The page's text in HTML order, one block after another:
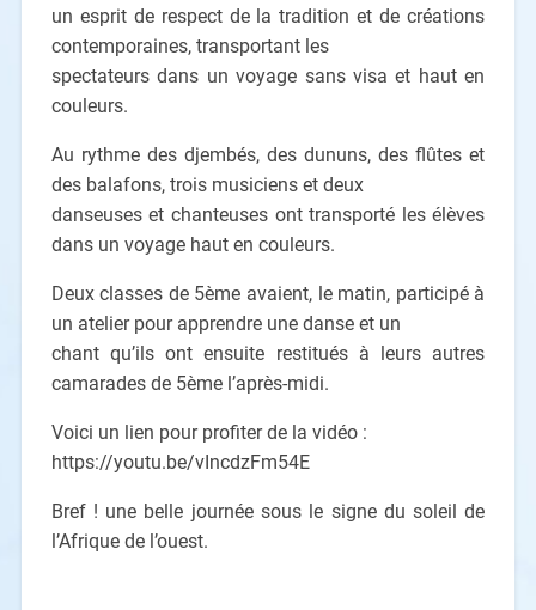
un esprit de respect de la tradition et de créations
contemporaines, transportant les
spectateurs dans un voyage sans visa et haut en
couleurs.
Au rythme des djembés, des dununs, des flûtes et
des balafons, trois musiciens et deux
danseuses et chanteuses ont transporté les élèves
dans un voyage haut en couleurs.
Deux classes de 5ème avaient, le matin, participé à
un atelier pour apprendre une danse et un
chant qu’ils ont ensuite restitués à leurs autres
camarades de 5ème l’après-midi.
Voici un lien pour profiter de la vidéo :
https://youtu.be/vIncdzFm54E
Bref ! une belle journée sous le signe du soleil de
l’Afrique de l’ouest.